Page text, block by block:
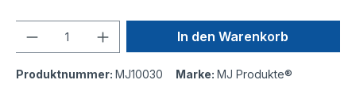
In den Warenkorb
Produktnummer: MJ10030 Marke: MJ Produkte®